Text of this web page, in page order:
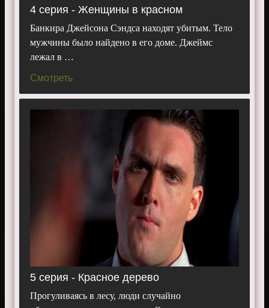
4 серия - Женщины в красном
Банкира Джейсона Сэндса находят убитым. Тело
мужчины было найдено в его доме. Джеймс
лежал в …
Смотреть
5 серия - Красное дерево
Прогуливаясь в лесу, люди случайно